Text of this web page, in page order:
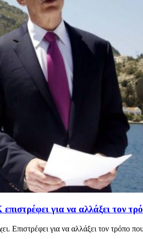
για να αλλάξει τον
Επιστρέφει για να αλλάξει τον τρόπο